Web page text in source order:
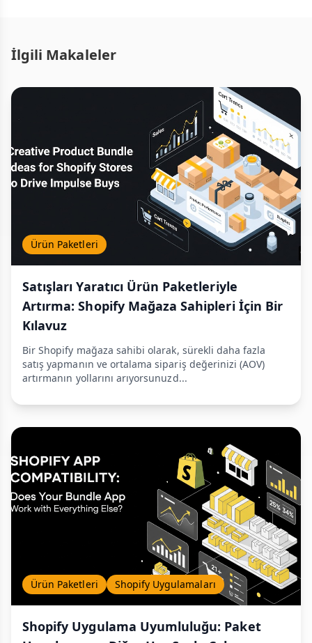
İlgili Makaleler
Ürün Paketleri
Satışları Yaratıcı Ürün Paketleriyle
Artırma: Shopify Mağaza Sahipleri İçin Bir
Kılavuz
Bir Shopify mağaza sahibi olarak, sürekli daha fazla
satış yapmanın ve ortalama sipariş değerinizi (AOV)
artırmanın yollarını arıyorsunuzd...
Ürün Paketleri Shopify Uygulamaları
Shopify Uygulama Uyumluluğu: Paket